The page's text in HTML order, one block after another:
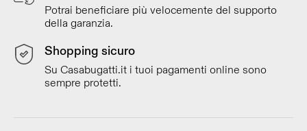
Potrai beneficiare più velocemente del supporto
della garanzia.
Shopping sicuro
Su Casabugatti.it i tuoi pagamenti online sono
sempre protetti.